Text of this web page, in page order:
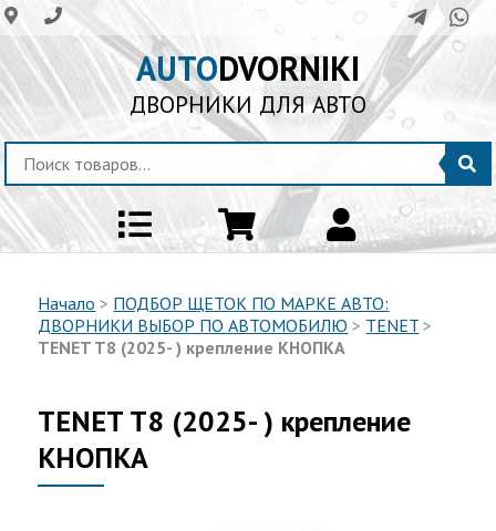
AUTODVORNIKI
ДВОРНИКИ ДЛЯ АВТО
Начало > ПОДБОР ЩЕТОК ПО МАРКЕ АВТО:
ДВОРНИКИ ВЫБОР ПО АВТОМОБИЛЮ > TENET >
TENET T8 (2025- ) крепление КНОПКА
TENET T8 (2025- ) крепление
КНОПКА